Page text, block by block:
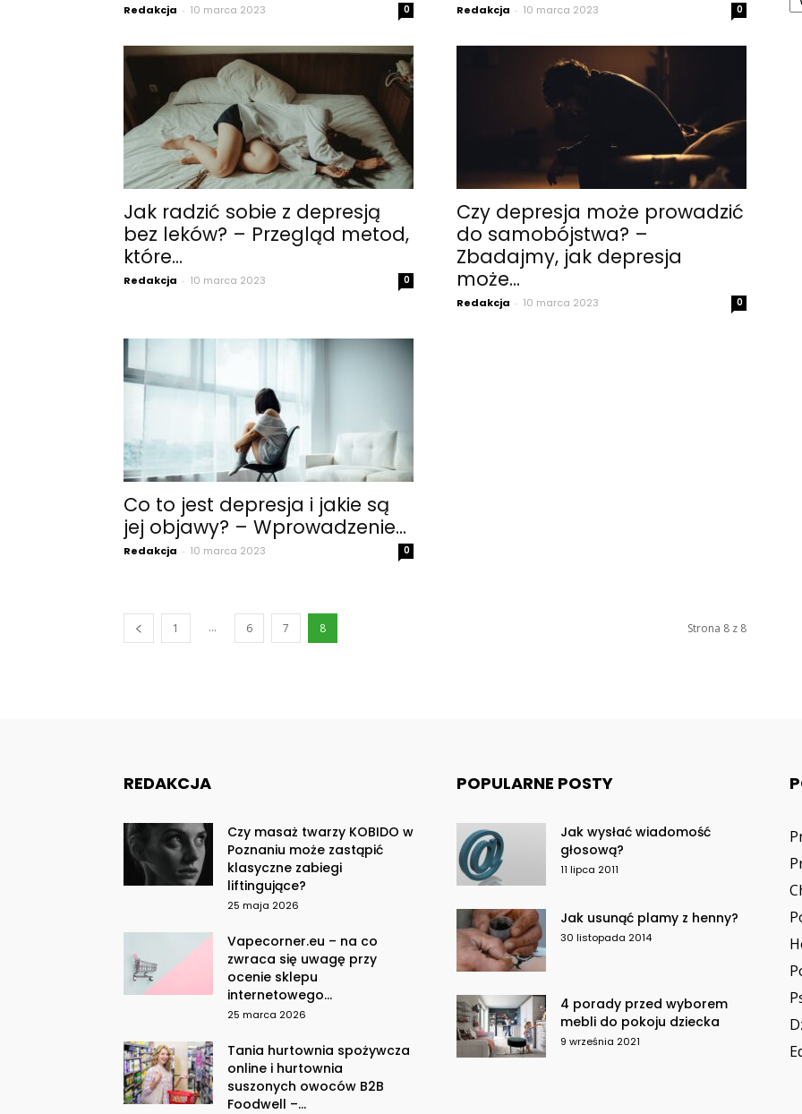
Redakcja - 10 marca 2023 0 Redakcja - 10 marca 2023 0
Jak radzić sobie z depresją
bez leków? – Przegląd metod,
które...
Redakcja - 10 marca 2023 0
Czy depresja może prowadzić
do samobójstwa? –
Zbadajmy, jak depresja
może...
Redakcja - 10 marca 2023 0
Co to jest depresja i jakie są
jej objawy? – Wprowadzenie...
Redakcja - 10 marca 2023 0
1 ... 6 7 8 Strona 8 z 8
REDAKCJA
Czy masaż twarzy KOBIDO w
Poznaniu może zastąpić
klasyczne zabiegi
liftingujące?
25 maja 2026
Vapecorner.eu – na co
zwraca się uwagę przy
ocenie sklepu
internetowego...
25 marca 2026
Tania hurtownia spożywcza
online i hurtownia
suszonych owoców B2B
Foodwell –...
POPULARNE POSTY
Jak wysłać wiadomość
głosową?
11 lipca 2011
Jak usunąć plamy z henny?
30 listopada 2014
4 porady przed wyborem
mebli do pokoju dziecka
9 września 2021